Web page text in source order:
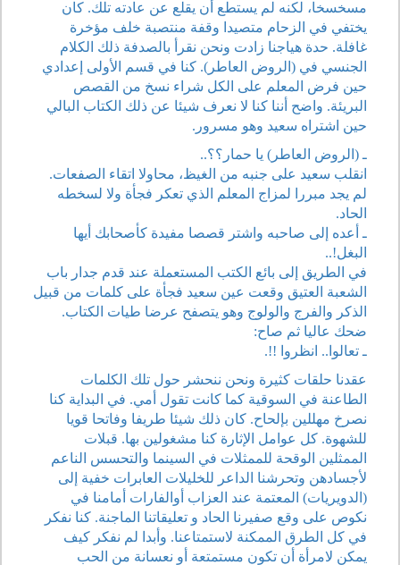
مسخسخا، لكنه لم يستطع أن يقلع عن عادته تلك. كان
يختفي في الزحام متصيدا وقفة منتصبة خلف مؤخرة
غافلة. حدة هياجنا زادت ونحن نقرأ بالصدفة ذلك الكلام
الجنسي في (الروض العاطر). كنا في قسم الأولى إعدادي
حين فرض المعلم على الكل شراء نسخ من القصص
البريئة. واضح أننا كنا لا نعرف شيئا عن ذلك الكتاب البالي
حين اشتراه سعيد وهو مسرور.
ـ (الروض العاطر) يا حمار؟؟..
انقلب سعيد على جنبه من الغيظ، محاولا اتقاء الصفعات.
لم يجد مبررا لمزاج المعلم الذي تعكر فجأة ولا لسخطه
الحاد.
ـ أعده إلى صاحبه واشتر قصصا مفيدة كأصحابك أيها
البغل!..
في الطريق إلى بائع الكتب المستعملة عند قدم جدار باب
الشعبة العتيق وقعت عين سعيد فجأة على كلمات من قبيل
الذكر والفرج والولوج وهو يتصفح عرضا طيات الكتاب.
ضحك عاليا ثم صاح:
ـ تعالوا.. انظروا !!.
عقدنا حلقات كثيرة ونحن ننحشر حول تلك الكلمات
الطاعنة في السوقية كما كانت تقول أمي. في البداية كنا
نصرخ مهللين بإلحاح. كان ذلك شيئا طريفا وفاتحا قويا
للشهوة. كل عوامل الإثارة كنا مشغولين بها. قبلات
الممثلين الوقحة للممثلات في السينما والتحسس الناعم
لأجسادهن وتحرشنا الداعر للخليلات العابرات خفية إلى
(الدويريات) المعتمة عند العزاب أوالفارات أمامنا في
نكوص على وقع صفيرنا الحاد و تعليقاتنا الماجنة. كنا نفكر
في كل الطرق الممكنة لاستمتاعنا. وأبدا لم نفكر كيف
يمكن لامرأة أن تكون مستمتعة أو نعسانة من الحب